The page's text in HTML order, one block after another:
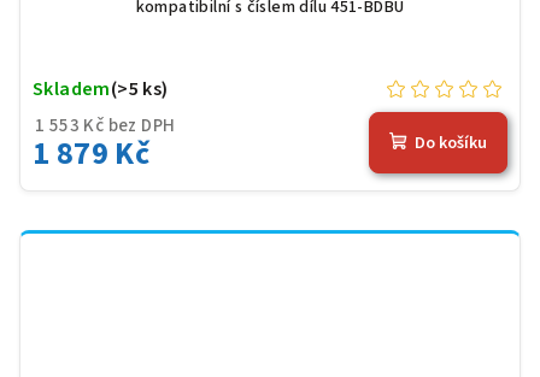
kompatibilní s číslem dílu 451-BDBU
1 553 Kč bez DPH
1 879 Kč
Skladem(>5 ks)
Do košíku